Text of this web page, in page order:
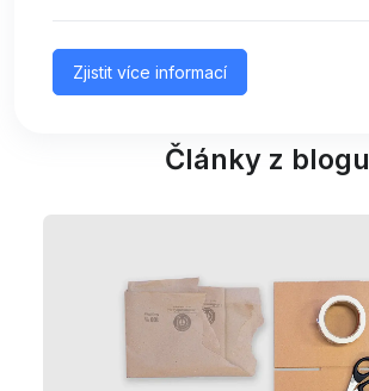
Zjistit více informací
Články z blogu